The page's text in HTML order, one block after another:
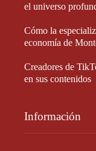
el universo
Cómo la
economía de
Creadores de
en sus contenidos
Información